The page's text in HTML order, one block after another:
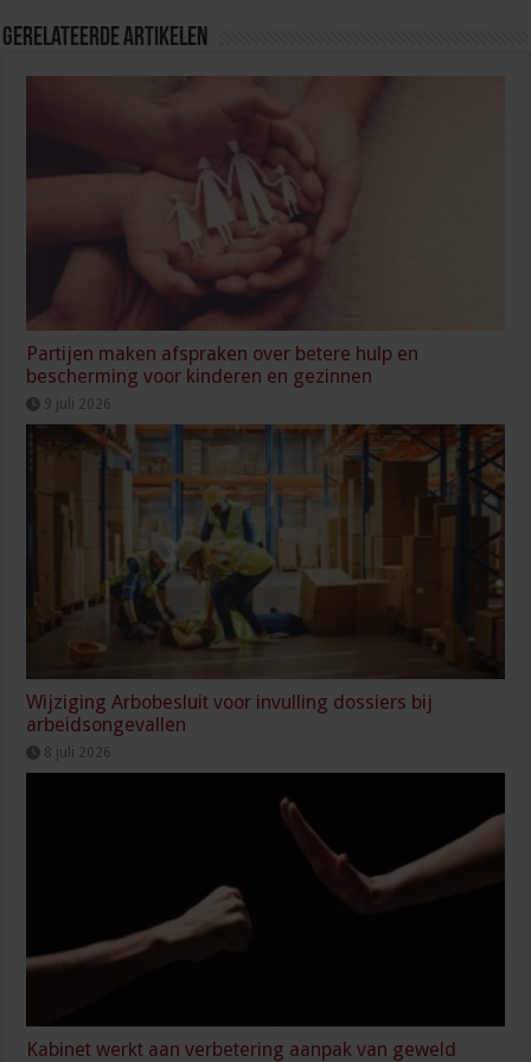
Gerelateerde Artikelen
Partijen maken afspraken over betere hulp en
bescherming voor kinderen en gezinnen
9 juli 2026
Wijziging Arbobesluit voor invulling dossiers bij
arbeidsongevallen
8 juli 2026
Kabinet werkt aan verbetering aanpak van geweld